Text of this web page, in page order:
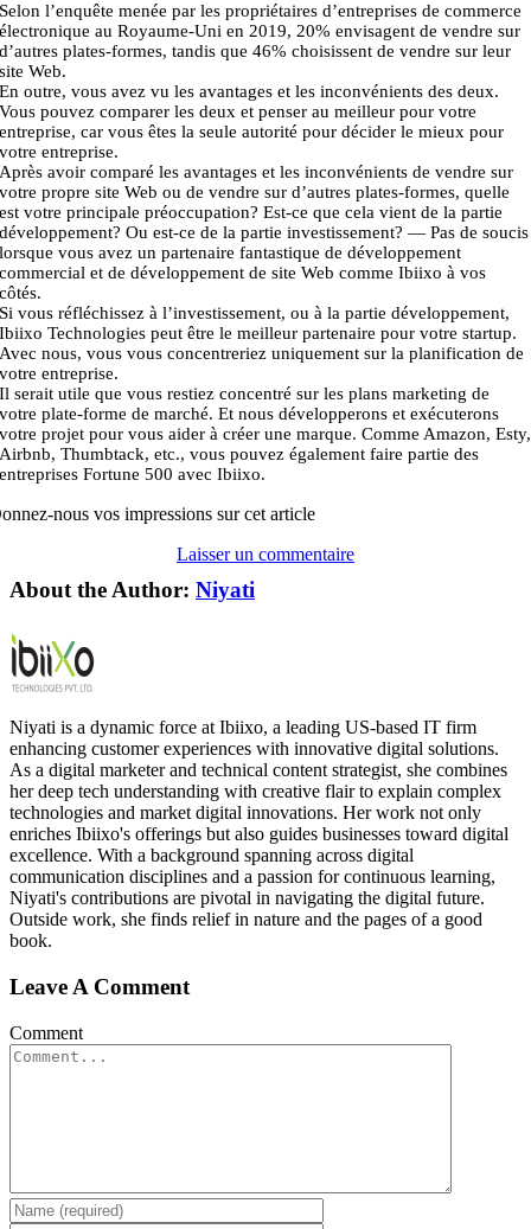
Selon l’enquête menée par les propriétaires d’entreprises de commerce
électronique au Royaume-Uni en 2019, 20% envisagent de vendre sur
d’autres plates-formes, tandis que 46% choisissent de vendre sur leur
site Web.
En outre, vous avez vu les avantages et les inconvénients des deux.
Vous pouvez comparer les deux et penser au meilleur pour votre
entreprise, car vous êtes la seule autorité pour décider le mieux pour
votre entreprise.
Après avoir comparé les avantages et les inconvénients de vendre sur
votre propre site Web ou de vendre sur d’autres plates-formes, quelle
est votre principale préoccupation? Est-ce que cela vient de la partie
développement? Ou est-ce de la partie investissement? — Pas de soucis
lorsque vous avez un partenaire fantastique de développement
commercial et de développement de site Web comme Ibiixo à vos
côtés.
Si vous réfléchissez à l’investissement, ou à la partie développement,
Ibiixo Technologies peut être le meilleur partenaire pour votre startup.
Avec nous, vous vous concentreriez uniquement sur la planification de
votre entreprise.
Il serait utile que vous restiez concentré sur les plans marketing de
votre plate-forme de marché. Et nous développerons et exécuterons
votre projet pour vous aider à créer une marque. Comme Amazon, Esty,
Airbnb, Thumbtack, etc., vous pouvez également faire partie des
entreprises Fortune 500 avec Ibiixo.
nous vos impressions sur cet article
Laisser un commentaire
About the Author: Niyati
Niyati is a dynamic force at Ibiixo, a leading US-based IT firm
enhancing customer experiences with innovative digital solutions.
As a digital marketer and technical content strategist, she combines
her deep tech understanding with creative flair to explain complex
technologies and market digital innovations. Her work not only
enriches Ibiixo's offerings but also guides businesses toward digital
excellence. With a background spanning across digital
communication disciplines and a passion for continuous learning,
Niyati's contributions are pivotal in navigating the digital future.
Outside work, she finds relief in nature and the pages of a good
book.
Leave A Comment
Comment